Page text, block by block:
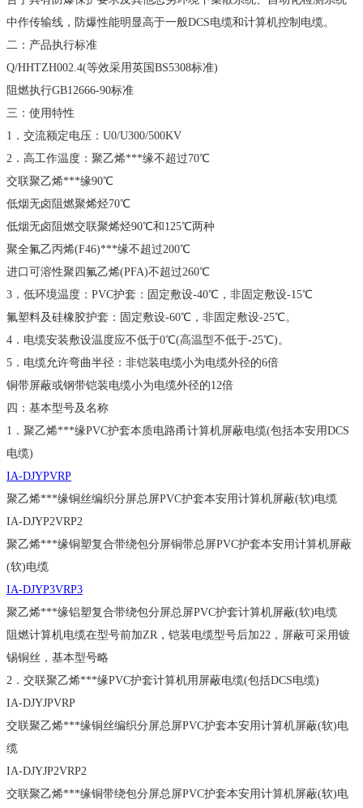
中作传输线，防爆性能明显高于一般DCS电缆和计算机控制电缆。
二：产品执行标准
Q/HHTZH002.4(等效采用英国BS5308标准)
阻燃执行GB12666-90标准
三：使用特性
1．交流额定电压：U0/U300/500KV
2．高工作温度：聚乙烯***缘不超过70℃
交联聚乙烯***缘90℃
低烟无卤阻燃聚烯烃70℃
低烟无卤阻燃交联聚烯烃90℃和125℃两种
聚全氟乙丙烯(F46)***缘不超过200℃
进口可溶性聚四氟乙烯(PFA)不超过260℃
3．低环境温度：PVC护套：固定敷设-40℃，非固定敷设-15℃
氟塑料及硅橡胶护套：固定敷设-60℃，非固定敷设-25℃。
4．电缆安装敷设温度应不低于0℃(高温型不低于-25℃)。
5．电缆允许弯曲半径：非铠装电缆小为电缆外径的6倍
铜带屏蔽或钢带铠装电缆小为电缆外径的12倍
四：基本型号及名称
1．聚乙烯***缘PVC护套本质电路甬计算机屏蔽电缆(包括本安用DCS
电缆)
IA-DJYPVRP
聚乙烯***缘铜丝编织分屏总屏PVC护套本安用计算机屏蔽(软)电缆
IA-DJYP2VRP2
聚乙烯***缘铜塑复合带绕包分屏铜带总屏PVC护套本安用计算机屏蔽
(软)电缆
IA-DJYP3VRP3
聚乙烯***缘铝塑复合带绕包分屏总屏PVC护套计算机屏蔽(软)电缆
阻燃计算机电缆在型号前加ZR，铠装电缆型号后加22，屏蔽可采用镀
锡铜丝，基本型号略
2．交联聚乙烯***缘PVC护套计算机用屏蔽电缆(包括DCS电缆)
IA-DJYJPVRP
交联聚乙烯***缘铜丝编织分屏总屏PVC护套本安用计算机屏蔽(软)电
缆
IA-DJYJP2VRP2
交联聚乙烯***缘铜带绕包分屏总屏PVC护套本安用计算机屏蔽(软)电